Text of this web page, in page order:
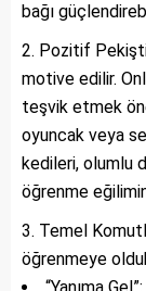
bağı
Pozitif
motive edilir.
teşvik etmek
oyuncak veya
kedileri, olumlu
öğrenme
Temel
öğrenmeye